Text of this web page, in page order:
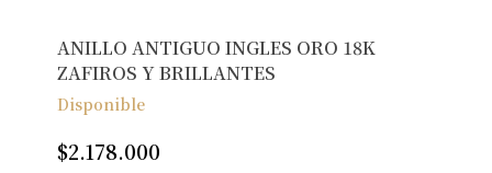
ANILLO ANTIGUO INGLES ORO 18K
ZAFIROS Y BRILLANTES
Disponible
$2.178.000